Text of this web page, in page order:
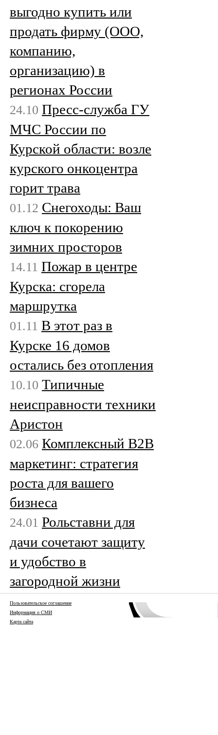
выгодно купить или
продать фирму (ООО,
компанию,
организацию) в
регионах России
24.10 Пресс-служба ГУ
МЧС России по
Курской области: возле
курского онкоцентра
горит трава
01.12 Снегоходы: Ваш
ключ к покорению
зимних просторов
14.11 Пожар в центре
Курска: сгорела
маршрутка
01.11 В этот раз в
Курске 16 домов
остались без отопления
10.10 Типичные
неисправности техники
Аристон
02.06 Комплексный B2B
маркетинг: стратегия
роста для вашего
бизнеса
24.01 Рольставни для
дачи сочетают защиту
и удобство в
загородной жизни
Пользовательское соглашение
Информация о СМИ
Карта сайта